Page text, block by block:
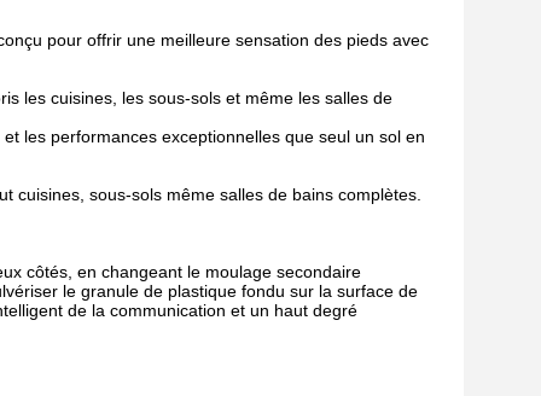
pour offrir une meilleure sensation des pieds avec
les cuisines, les sous-sols et même les salles de
les performances exceptionnelles que seul un sol en
cuisines, sous-sols même salles de bains complètes.
côtés, en changeant le moulage secondaire
le granule de plastique fondu sur la surface de
de la communication et un haut degré